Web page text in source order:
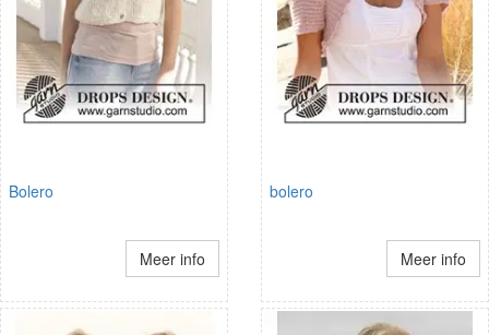
Bolero
Meer info
bolero
Meer info